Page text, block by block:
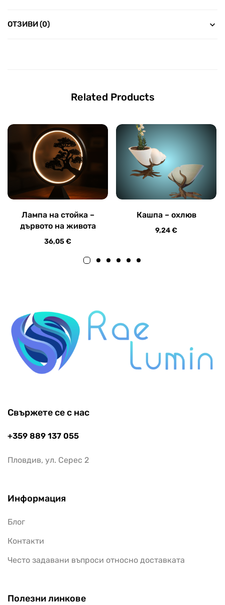
ОТЗИВИ (0)
Related Products
Лампа на стойка –
дървото на живота
36,05€
Кашпа – охлюв
9,24€
Свържете се с нас
+359 889 137 055
Пловдив, ул. Серес 2
Информация
Блог
Контакти
Често задавани въпроси относно доставката
Полезни линкове